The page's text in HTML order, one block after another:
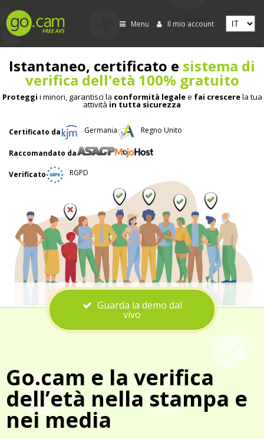
Menu Il mio account
Istantaneo, certificato e sistema di
verifica dell'età 100% gratuito
Proteggi i minori, garantisci la conformità legalee fai crescerela tua
attività in tutta sicurezza
Certificato da Germania Regno Unito
Raccomandato da
Verificato RGPD
Guarda la demo dal
vivo
Go.cam e la verifica
dell’età nella stampa e
nei media